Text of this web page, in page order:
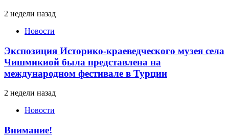
2 недели назад
Новости
Экспозиция Историко-краеведческого музея села
Чишмикиой была представлена на
международном фестивале в Турции
2 недели назад
Новости
Внимание!